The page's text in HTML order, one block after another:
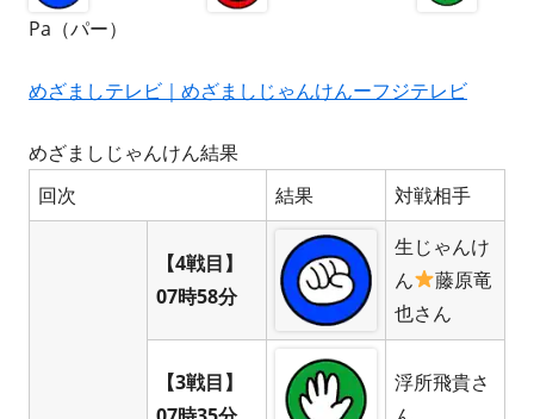
Pa（パー）
めざましテレビ｜めざましじゃんけんーフジテレビ
めざましじゃんけん結果
回次
結果 対戦相手
【4戦目】
07時58分
生じゃんけ
ん
藤原竜
也さん
【3戦目】
浮所飛貴さ